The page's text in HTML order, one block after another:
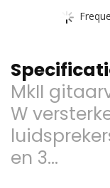
MkII
W
en 3…